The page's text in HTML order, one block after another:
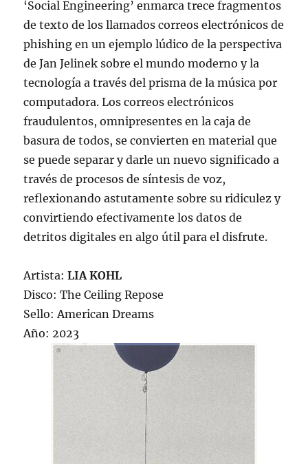
‘Social Engineering’ enmarca trece fragmentos
de texto de los llamados correos electrónicos de
phishing en un ejemplo lúdico de la perspectiva
de Jan Jelinek sobre el mundo moderno y la
tecnología a través del prisma de la música por
computadora. Los correos electrónicos
fraudulentos, omnipresentes en la caja de
basura de todos, se convierten en material que
se puede separar y darle un nuevo significado a
través de procesos de síntesis de voz,
reflexionando astutamente sobre su ridiculez y
convirtiendo efectivamente los datos de
detritos digitales en algo útil para el disfrute.
Artista:LIA KOHL
Disco: The Ceiling Repose
Sello: American Dreams
Año: 2023